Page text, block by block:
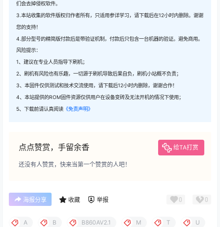
们会去掉侵权软件。
3.本站收集的软件版权归作者所有，只适用参详学习，请下载后在12小时内删除。谢谢
您的支持！
4.部分型号的精简版付款后是带验证机制，付款后只包含一台机器的验证。避免商用。
风险提示：
1、建议在专业人员指导下刷机；
2、刷机有风险也有乐趣，一切源于刷机导致后果自负，刷机小站概不负责；
3、本固件仅供测试和技术交流使用，请下载后12小时内删除，谢谢合作！
4、本站提供的ROM固件资源仅供用户在设备变砖及无法开机的情况下使用；
5、下载前请认真阅读 《免责声明》
点点赞赏，手留余香 给TA打赏
还没有人赞赏，快来当第一个赞赏的人吧！
海报分享 收藏 举报 0 0
A B B860AV2.1 M T U